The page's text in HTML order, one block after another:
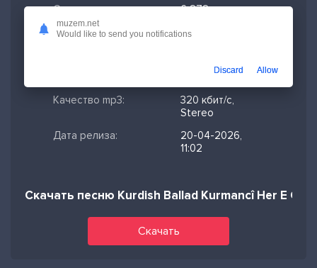
Скачано:
6 272
Формат:
MP3
Качество mp3:
320 кбит/с,
Stereo
Дата релиза:
20-04-2026,
11:02
Скачать песню Kurdish Ballad Kurmancî Her E Gulê
Скачать
muzem.net
Would like to send you notifications
Discard Allow